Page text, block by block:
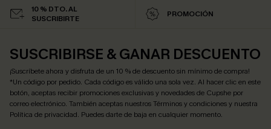
10 % DTO. AL
SUSCRIBIRTE
PROMOCIÓN
SUSCRIBIRSE & GANAR DESCUENTO
¡Suscríbete ahora y disfruta de un 10 % de descuento sin mínimo de compra!
*Un código por pedido. Cada código es válido una sola vez. Al hacer clic en este
botón, aceptas recibir promociones exclusivas y novedades de Cupshe por
correo electrónico. También aceptas nuestrosTérminos y condicionesy nuestra
Política de privacidad. Puedes darte de baja en cualquier momento.